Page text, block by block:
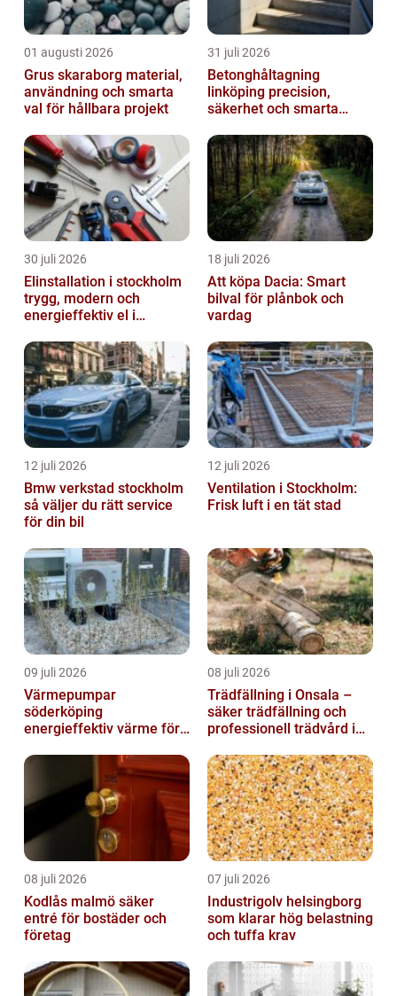
01 augusti 2026
Grus skaraborg material,
användning och smarta
val för hållbara projekt
31 juli 2026
Betonghåltagning
linköping precision,
säkerhet och smarta
30 juli 2026
Elinstallation i stockholm
trygg, modern och
energieffektiv el i
18 juli 2026
Att köpa Dacia: Smart
bilval för plånbok och
vardag
12 juli 2026
Bmw verkstad stockholm
så väljer du rätt service
för din bil
12 juli 2026
Ventilation i Stockholm:
Frisk luft i en tät stad
09 juli 2026
Värmepumpar
söderköping
energieffektiv värme för
08 juli 2026
Trädfällning i Onsala –
säker trädfällning och
professionell trädvård i
08 juli 2026
Kodlås malmö säker
entré för bostäder och
företag
07 juli 2026
Industrigolv helsingborg
som klarar hög belastning
och tuffa krav